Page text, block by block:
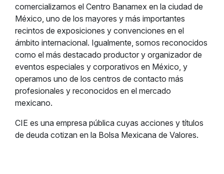
comercializamos el Centro Banamex en la ciudad de
México, uno de los mayores y más importantes
recintos de exposiciones y convenciones en el
ámbito internacional. Igualmente, somos reconocidos
como el más destacado productor y organizador de
eventos especiales y corporativos en México, y
operamos uno de los centros de contacto más
profesionales y reconocidos en el mercado
mexicano.
CIE es una empresa pública cuyas acciones y títulos
de deuda cotizan en la Bolsa Mexicana de Valores.